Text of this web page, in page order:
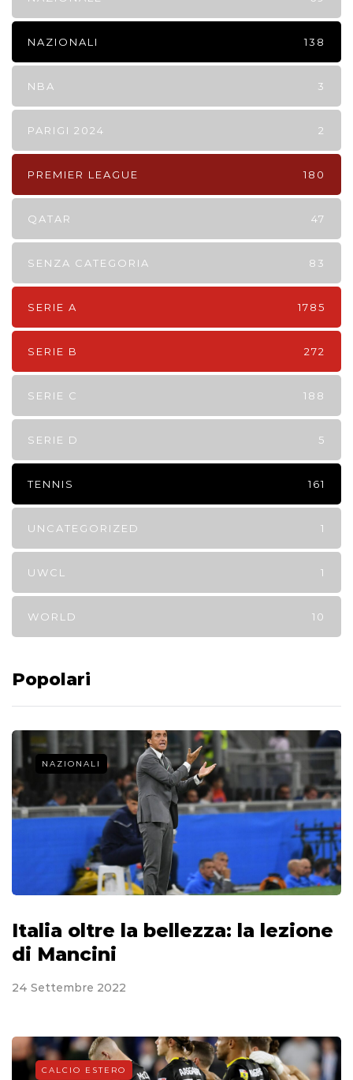
NAZIONALI 138
NBA 3
PARIGI 2024 2
PREMIER LEAGUE 180
QATAR 47
SENZA CATEGORIA 83
SERIE A 1785
SERIE B 272
SERIE C 188
SERIE D 5
TENNIS 161
UNCATEGORIZED 1
UWCL 1
WORLD 10
Popolari
NAZIONALI
Italia oltre la bellezza: la lezione
di Mancini
24 Settembre 2022
CALCIO ESTERO